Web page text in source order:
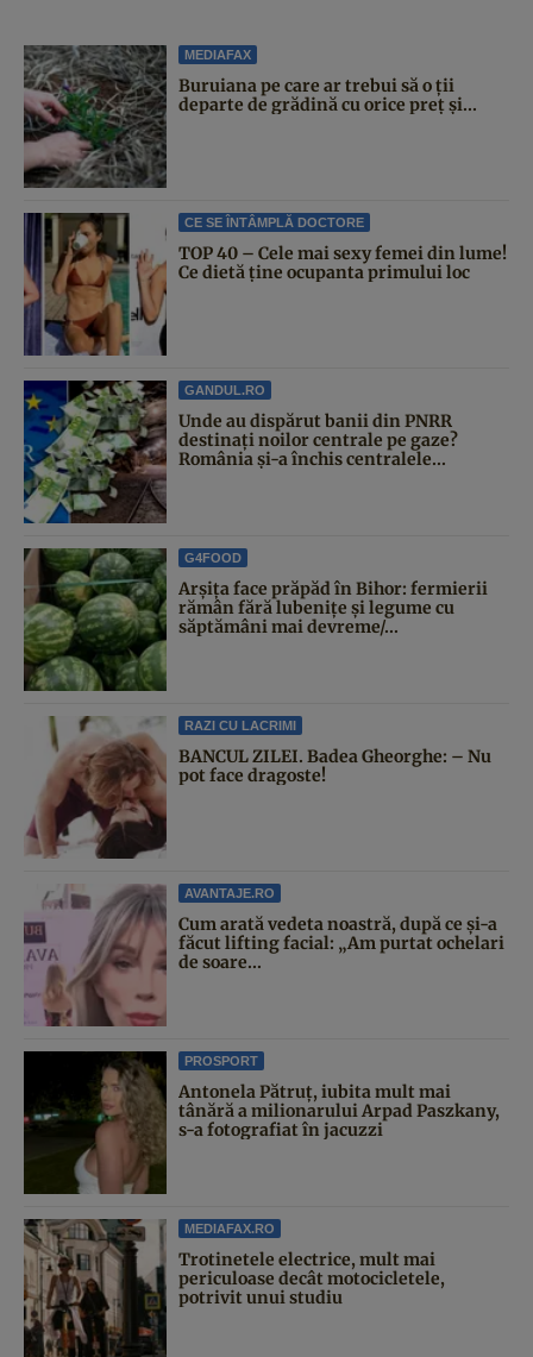
MEDIAFAX
Buruiana pe care ar trebui să o ții
departe de grădină cu orice preț și...
CE SE ÎNTÂMPLĂ DOCTORE
TOP 40 – Cele mai sexy femei din lume!
Ce dietă ține ocupanta primului loc
GANDUL.RO
Unde au dispărut banii din PNRR
destinați noilor centrale pe gaze?
România și-a închis centralele...
G4FOOD
Arșița face prăpăd în Bihor: fermierii
rămân fără lubenițe și legume cu
săptămâni mai devreme/...
RAZI CU LACRIMI
BANCUL ZILEI. Badea Gheorghe: – Nu
pot face dragoste!
AVANTAJE.RO
Cum arată vedeta noastră, după ce și-a
făcut lifting facial: „Am purtat ochelari
de soare...
PROSPORT
Antonela Pătruț, iubita mult mai
tânără a milionarului Arpad Paszkany,
s-a fotografiat în jacuzzi
MEDIAFAX.RO
Trotinetele electrice, mult mai
periculoase decât motocicletele,
potrivit unui studiu